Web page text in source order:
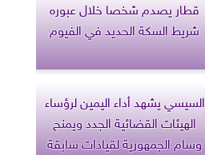
قطار يصدم شخصا خلال عبوره
شريط السكة الحديد في الفيوم
السيسي يشهد أداء اليمين لرؤساء
الهيئات القضائية الجدد ويمنح
وسام الجمهورية لقيادات سابقة